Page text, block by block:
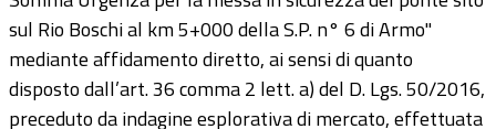
sul Rio Boschi al km 5+000 della S.P. n° 6 di Armo"
mediante affidamento diretto, ai sensi di quanto
disposto dall’art. 36 comma 2 lett. a) del D. Lgs. 50/2016,
preceduto da indagine esplorativa di mercato, effettuata